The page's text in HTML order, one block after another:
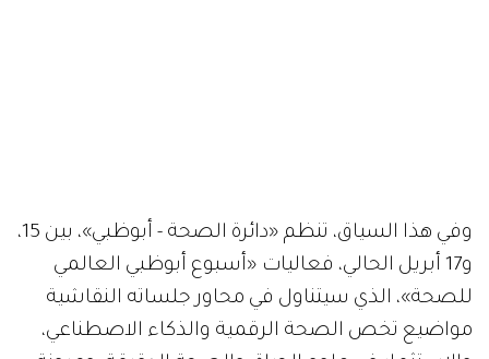
وفي هذا السياق، تنظم «دائرة الصحة - أبوظبي»، بين 15،
و17 أبريل الحالي، فعاليات «أسبوع أبوظبي العالمي
للصحة»، الذي سيتناول في محاور جلساته النقاشية
مواضيع تخص الصحة الرقمية والذكاء الاصطناعي،